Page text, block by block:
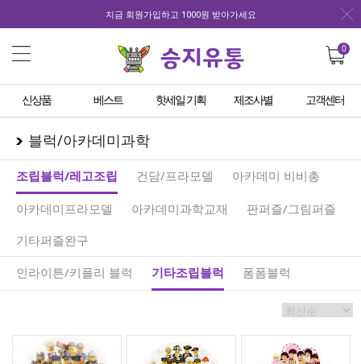
지금 회원가입하고 1000원 받아가세요
0
신상품 베스트 핫세일 기획 제조사별 고객센터
블럭/아카데미과학
조립블럭/레고조립 건담/프라모델 아카데미 비비총
아카데미프라모델 아카데미과학교재
판퍼즐/그림퍼즐
기타퍼즐완구
인라이튼/키플리 블럭
기타조립블럭 폼폼블럭